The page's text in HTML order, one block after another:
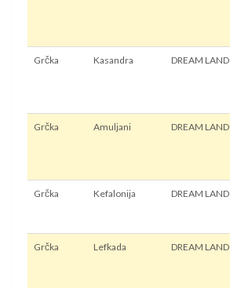
Grčka Kasandra DREAM LAND
Grčka Amuljani DREAM LAND
Grčka Kefalonija DREAM LAND
Grčka Lefkada DREAM LAND